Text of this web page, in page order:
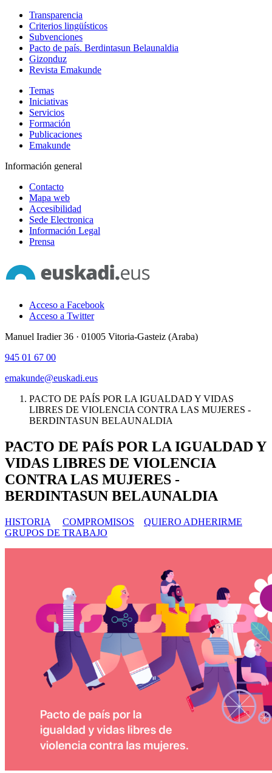
Transparencia
Criterios lingüísticos
Subvenciones
Pacto de país. Berdintasun Belaunaldia
Gizonduz
Revista Emakunde
Temas
Iniciativas
Servicios
Formación
Publicaciones
Emakunde
Información general
Contacto
Mapa web
Accesibilidad
Sede Electronica
Información Legal
Prensa
Acceso a Facebook
Acceso a Twitter
Manuel Iradier 36 · 01005 Vitoria-Gasteiz (Araba)
945 01 67 00
emakunde@euskadi.eus
PACTO DE PAÍS POR LA IGUALDAD Y VIDAS
LIBRES DE VIOLENCIA CONTRA LAS MUJERES -
BERDINTASUN BELAUNALDIA
PACTO DE PAÍS POR LA IGUALDAD Y
VIDAS LIBRES DE VIOLENCIA
CONTRA LAS MUJERES -
BERDINTASUN BELAUNALDIA
HISTORIA COMPROMISOS
QUIERO ADHERIRME
GRUPOS DE TRABAJO